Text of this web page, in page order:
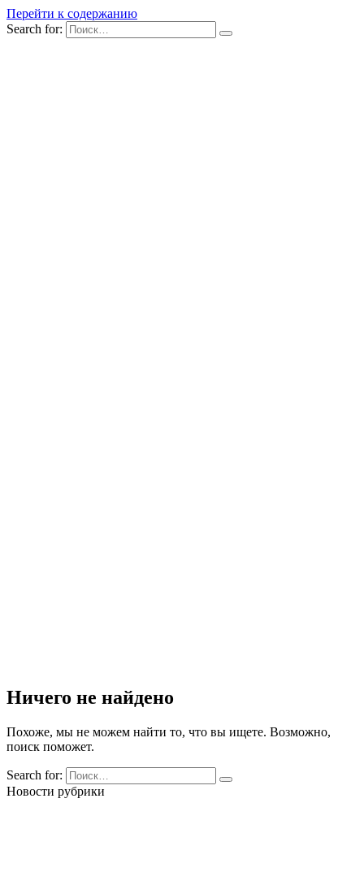
Перейти к содержанию
Search for:
Ничего не найдено
Похоже, мы не можем найти то, что вы ищете. Возможно,
поиск поможет.
Search for:
Новости рубрики